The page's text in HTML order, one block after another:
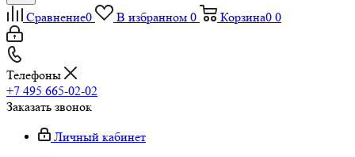
Сравнение0 В избранном 0 Корзина0 0
Телефоны
+7 495 665-02-02
Заказать звонок
Личный кабинет